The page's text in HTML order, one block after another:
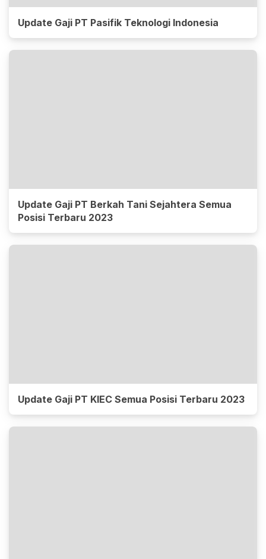
Update Gaji PT Pasifik Teknologi Indonesia
Update Gaji PT Berkah Tani Sejahtera Semua
Posisi Terbaru 2023
Update Gaji PT KIEC Semua Posisi Terbaru 2023